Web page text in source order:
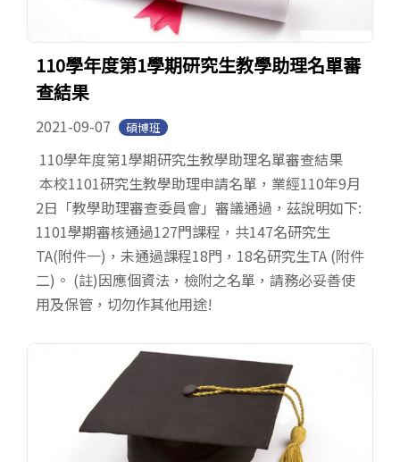
110學年度第1學期研究生教學助理名單審
查結果
2021-09-07 碩博班
110學年度第1學期研究生教學助理名單審查結果
本校1101研究生教學助理申請名單，業經110年9月
2日「教學助理審查委員會」審議通過，茲說明如下:
1101學期審核通過127門課程，共147名研究生
TA(附件一)，未通過課程18門，18名研究生TA (附件
二)。 (註)因應個資法，檢附之名單，請務必妥善使
用及保管，切勿作其他用途!